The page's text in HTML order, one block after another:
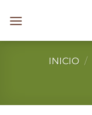
INICIO /